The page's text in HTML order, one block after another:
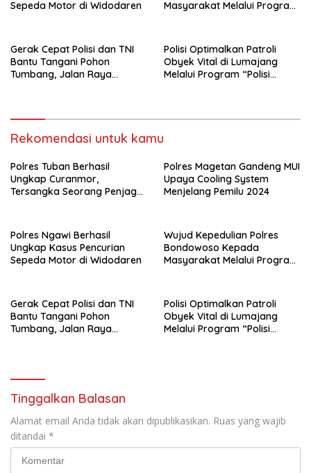
Sepeda Motor di Widodaren
Masyarakat Melalui Program
Gerak Cepat Polisi dan TNI
Bantu Tangani Pohon
Tumbang, Jalan Raya
Polisi Optimalkan Patroli
Obyek Vital di Lumajang
Melalui Program “Polisi
Rekomendasi untuk kamu
Polres Tuban Berhasil
Ungkap Curanmor,
Tersangka Seorang Penjaga
Polres Magetan Gandeng MUI
Upaya Cooling System
Menjelang Pemilu 2024
Polres Ngawi Berhasil
Ungkap Kasus Pencurian
Sepeda Motor di Widodaren
Wujud Kepedulian Polres
Bondowoso Kepada
Masyarakat Melalui Program
Gerak Cepat Polisi dan TNI
Bantu Tangani Pohon
Tumbang, Jalan Raya
Polisi Optimalkan Patroli
Obyek Vital di Lumajang
Melalui Program “Polisi
Tinggalkan Balasan
Alamat email Anda tidak akan dipublikasikan. Ruas yang wajib
ditandai *